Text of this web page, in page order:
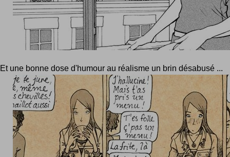
Et une bonne dose d'humour au réalisme un brin désabusé ...